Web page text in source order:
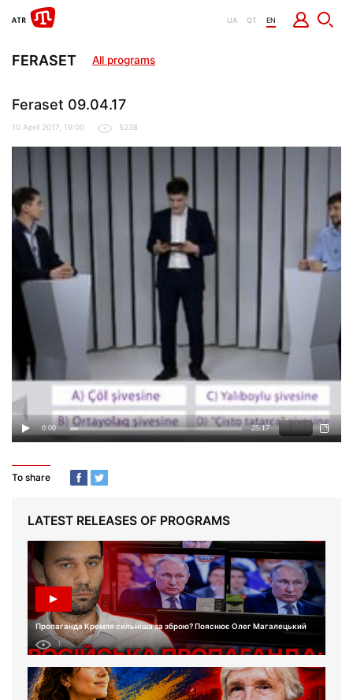
UA QT EN
FERASET All programs
Feraset 09.04.17
10 April 2017, 19:00 5238
To share
LATEST RELEASES OF PROGRAMS
Пропаганда Кремля сильніша за зброю? Пояснює Олег Магалецький
1